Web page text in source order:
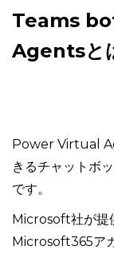
Teams
Agentsと
Power Virtual
きるチャットボ
です。
Microsoft社が提
Microsoft365ア